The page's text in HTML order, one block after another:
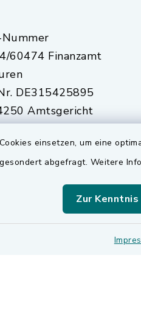
einsetzen, um eine
abgefragt. Weitere
Zur
60474 Finanzamt
DE315425895
Amtsgericht